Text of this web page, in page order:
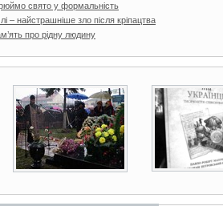
свято у формальність
– найстрашніше зло після кріпацтва
про рідну людину
10 фото 2 фото